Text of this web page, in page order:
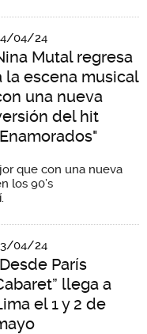
04/24
Mutal regresa
la escena musical
una nueva
del hit
que con una nueva
los 90’s
04/24
París
llega a
el 1 y 2 de